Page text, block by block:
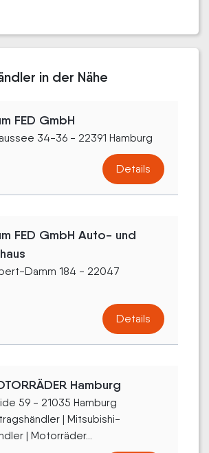
in der Nähe
FED GmbH
34-36 - 22391 Hamburg
Details
FED GmbH Auto- und
Damm 184 - 22047
Details
Hamburg
59 - 21035 Hamburg
| Mitsubishi-
| Motorräder...